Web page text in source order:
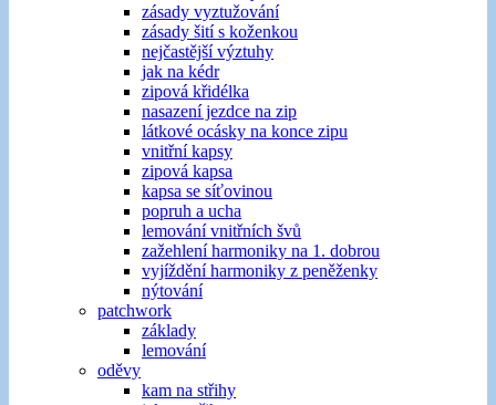
zásady vyztužování
zásady šití s koženkou
nejčastější výztuhy
jak na kédr
zipová křidélka
nasazení jezdce na zip
látkové ocásky na konce zipu
vnitřní kapsy
zipová kapsa
kapsa se síťovinou
popruh a ucha
lemování vnitřních švů
zažehlení harmoniky na 1. dobrou
vyjíždění harmoniky z peněženky
nýtování
patchwork
základy
lemování
oděvy
kam na střihy